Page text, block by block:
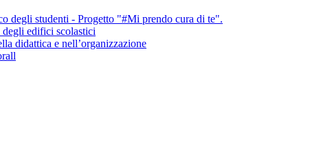
degli studenti - Progetto "#Mi prendo cura di te".
edifici scolastici
didattica e nell’organizzazione